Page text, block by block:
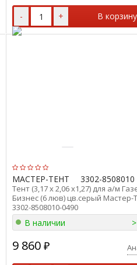
- + В корзину
МАСТЕР-ТЕНТ 3302-8508010
Тент (3,17 х 2,06 х1,27) для а/м
Бизнес (6 люв) цв.серый Мастер-
3302-8508010-0490
В наличии
9 860 ₽